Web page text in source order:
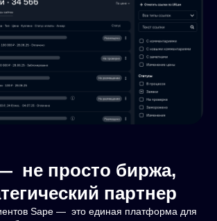
не просто биржа,
партнер
Sape — это единая платформа для